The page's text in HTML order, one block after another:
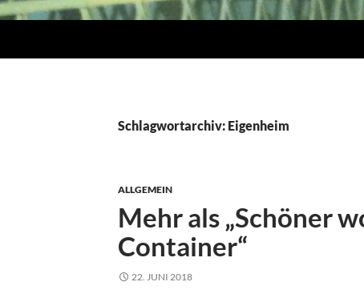
Schlagwortarchiv: Eigenheim
ALLGEMEIN
Mehr als „Schöner
Container“
22. JUNI 2018